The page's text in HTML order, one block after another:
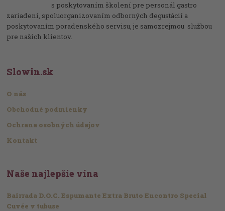
s poskytovaním školení pre personál gastro
zariadení, spoluorganizovaním odborných degustácií a
poskytovaním poradenského servisu, je samozrejmou službou
pre našich klientov.
Slowin.sk
O nás
Obchodné podmienky
Ochrana osobných údajov
Kontakt
Naše najlepšie vína
Bairrada D.O.C. Espumante Extra Bruto Encontro Special
Cuvée v tubuse